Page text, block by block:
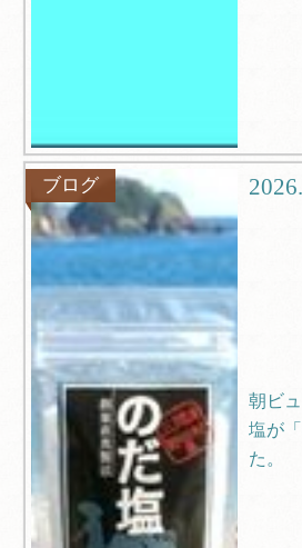
ブログ
朝ビ
塩が
た。